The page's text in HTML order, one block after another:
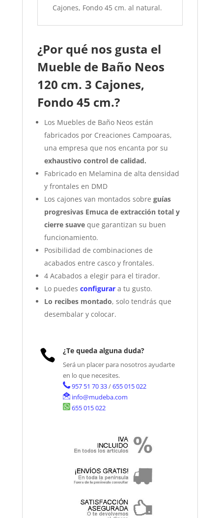
Cajones, Fondo 45 cm. al natural.
¿Por qué nos gusta el
Mueble de Baño Neos
120 cm. 3 Cajones,
Fondo 45 cm.?
Los Muebles de Baño Neos están
fabricados por Creaciones Campoaras,
una empresa que nos encanta por su
exhaustivo control de calidad.
Fabricado en Melamina de alta densidad
y frontales en DMD
Los cajones van montados sobre guías
progresivas Emuca de extracción total y
cierre suaveque garantizan su buen
funcionamiento.
Posibilidad de combinaciones de
acabados entre casco y frontales.
4 Acabados a elegir para el tirador.
Lo puedes configurara tu gusto.
Lo recibes montado, solo tendrás que
desembalar y colocar.
 ¿Te queda alguna duda?
Será un placer para nosotros ayudarte
en lo que necesites.
957 51 70 33/655 015 022
info@mudeba.com
655 015 022